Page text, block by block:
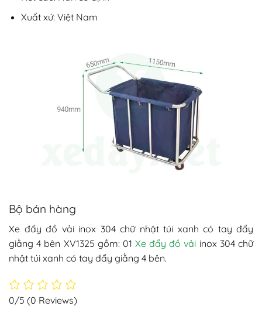
Xuất xứ: Việt Nam
Bộ bán hàng
Xe đẩy đồ vải inox 304 chữ nhật túi xanh có tay đẩy
giằng 4 bên XV1325 gồm: 01 Xe đẩy đồ vải inox 304 chữ
nhật túi xanh có tay đẩy giằng 4 bên.
0/5 (0 Reviews)